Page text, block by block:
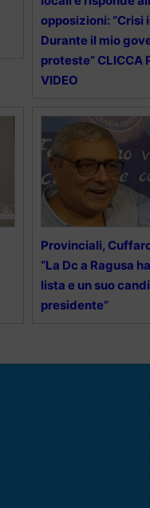
opposizioni: “Crisi
Durante il mio
proteste” CLICCA
VIDEO
Provinciali,
“La Dc a Ragusa
lista e un suo
presidente”